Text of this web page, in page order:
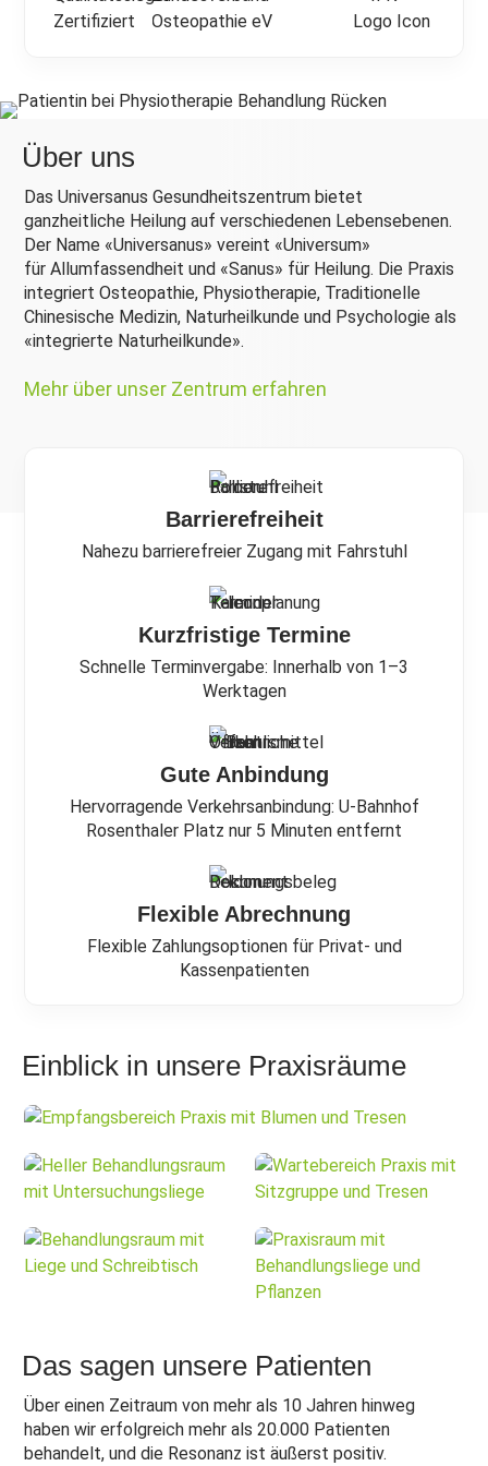
Über uns
Das Universanus Gesundheitszentrum bietet
ganzheitliche Heilung auf verschiedenen Lebens­ebenen.
Der Name «Universanus» vereint «Universum»
für Allumfassendheit und «Sanus» für Heilung. Die Praxis
integriert Osteopathie, Physiotherapie, Traditionelle
Chinesische Medizin, Naturheilkunde und Psychologie als
«integrierte Naturheilkunde».
Mehr über unser Zentrum erfahren
Barrierefreiheit
Nahezu barrierefreier Zugang mit Fahrstuhl
Kurzfristige Termine
Schnelle Terminvergabe: Innerhalb von 1–3
Werktagen
Gute Anbindung
Hervorragende Verkehrsanbindung: U-Bahnhof
Rosenthaler Platz nur 5 Minuten entfernt
Flexible Abrechnung
Flexible Zahlungsoptionen für Privat- und
Kassenpatienten
Einblick in unsere Praxisräume
Das sagen unsere Patienten
Über einen Zeitraum von mehr als 10 Jahren hinweg
haben wir erfolgreich mehr als 20.000 Patienten
behandelt, und die Resonanz ist äußerst positiv.